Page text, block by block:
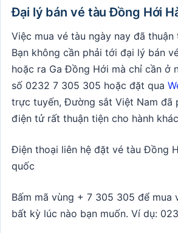
Đại lý bán vé tàu Đồng Hới
Việc mua vé tàu ngày nay đã thuận
Bạn không cần phải tới đại lý bán
hoặc ra Ga Đồng Hới mà chỉ cần ở
số 0232 7 305 305 hoặc đặt qua
trực tuyến, Đường sắt Việt Nam đã
điện tử rất thuận tiện cho hành
Điện thoại liên hệ đặt vé tàu Đồng
quốc
Bấm mã vùng + 7 305 305 để mua
bất kỳ lúc nào bạn muốn. Ví dụ: